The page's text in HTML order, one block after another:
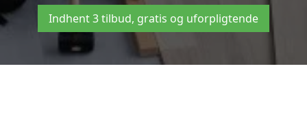
Indhent 3 tilbud, gratis og uforpligtende